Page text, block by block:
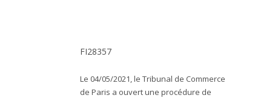
FI28357
Le 04/05/2021, le Tribunal de Commerce
de Paris a ouvert une procédure de